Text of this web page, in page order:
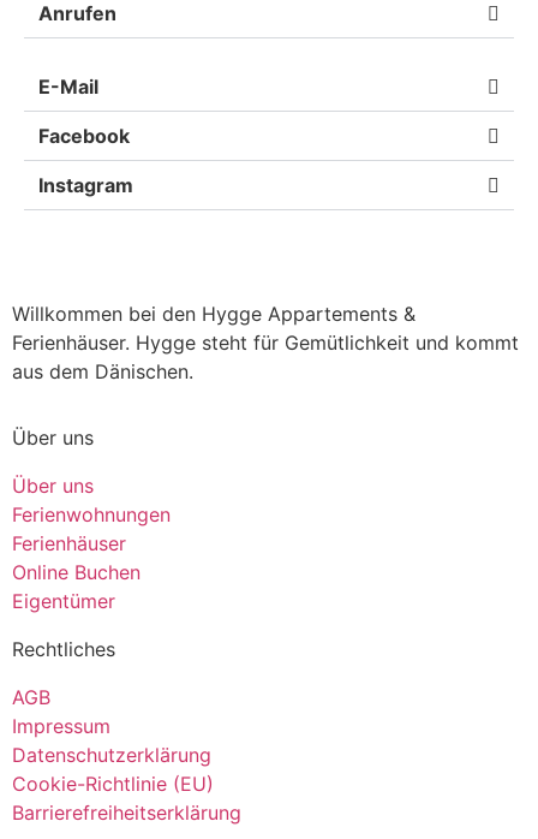
Anrufen
E-Mail
Facebook
Instagram
Willkommen bei den Hygge Appartements &
Ferienhäuser. Hygge steht für Gemütlichkeit und kommt
aus dem Dänischen.
Über uns
Über uns
Ferienwohnungen
Ferienhäuser
Online Buchen
Eigentümer
Rechtliches
AGB
Impressum
Datenschutzerklärung
Cookie-Richtlinie (EU)
Barrierefreiheitserklärung